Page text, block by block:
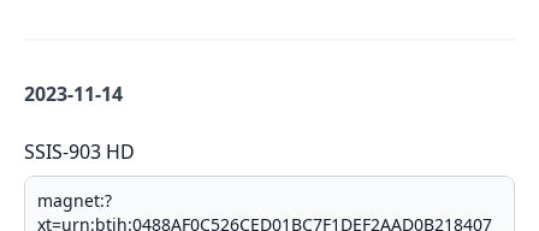
2023-11-14
SSIS-903 HD